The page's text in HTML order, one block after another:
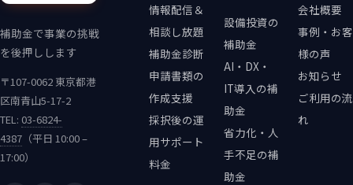
補助金で事業の挑戦
を後押しします
〒107-0062 東京都港
区南青山5-17-2
TEL: 03-6824-
4387 （平日 10:00 –
17:00）
情報配信＆
相談し放題
補助金診断
申請書類の
作成支援
採択後の運
用サポート
料金
設備投資の
補助金
AI・DX・
IT導入の補
助金
省力化・人
手不足の補
助金
会社概要
事例・お客
様の声
お知らせ
ご利用の流
れ